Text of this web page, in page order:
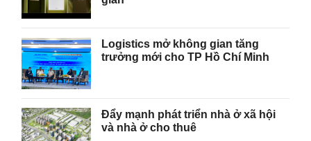
Logistics mở không gian tăng
trưởng mới cho TP Hồ Chí Minh
Đẩy mạnh phát triển nhà ở xã hội
và nhà ở cho thuê